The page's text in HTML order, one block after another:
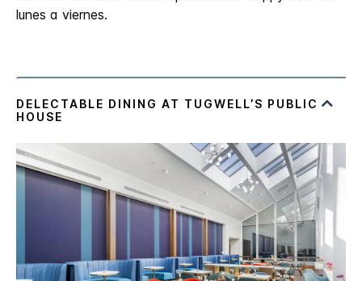
lunes a viernes.